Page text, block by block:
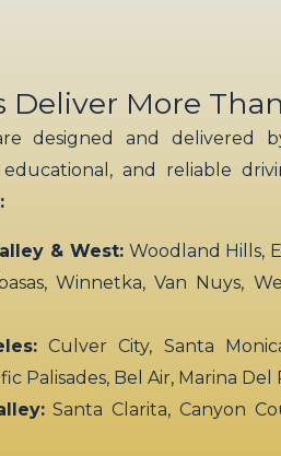
Deliver More
designed and delivered
and reliable
& West:Woodland Hills,
Winnetka, Van Nuys,
Culver City, Santa
Palisades, Bel Air, Marina Del
Santa Clarita, Canyon